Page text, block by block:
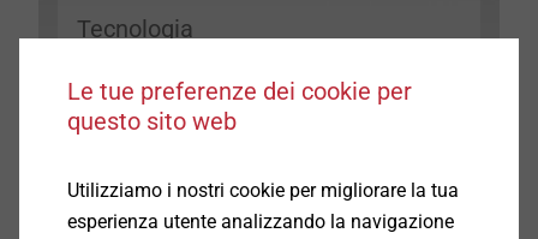
Tecnologia
Le tue preferenze dei cookie per
questo sito web
Utilizziamo i nostri cookie per migliorare la tua
esperienza utente analizzando la navigazione